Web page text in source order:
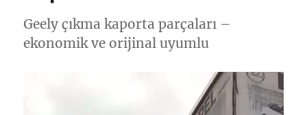
Geely çıkma kaporta parçaları –
ekonomik ve orijinal uyumlu